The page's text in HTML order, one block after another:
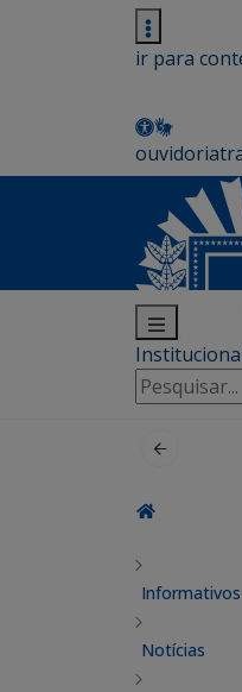
ir para
ouvidoria
Pesquisar
por:
Informativos
Notícias